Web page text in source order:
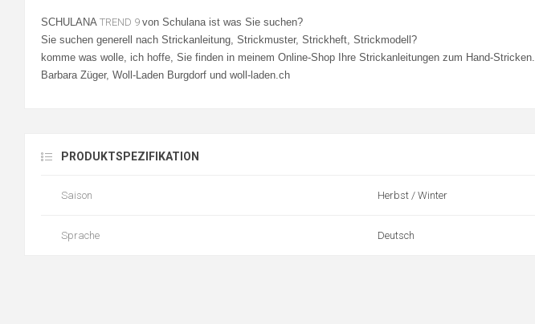
SCHULANA TREND 9 von Schulana ist was Sie suchen?
Sie suchen generell nach Strickanleitung, Strickmuster, Strickheft, Strickmodell?
komme was wolle, ich hoffe, Sie finden in meinem Online-Shop Ihre Strickanleitungen zum Hand-Stricken.
Barbara Züger, Woll-Laden Burgdorf und woll-laden.ch
PRODUKTSPEZIFIKATION
Saison Herbst / Winter
Sprache Deutsch